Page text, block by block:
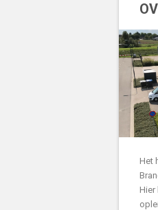
Het